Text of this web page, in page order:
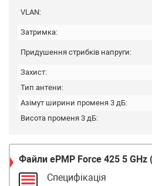
VLAN:
Затримка:
Придушення стрибків напруги:
Захист:
Тип антени:
Азімут ширини променя 3 дБ:
Висота променя 3 дБ:
Файли ePMP Force 425 5 GHz
Специфікація